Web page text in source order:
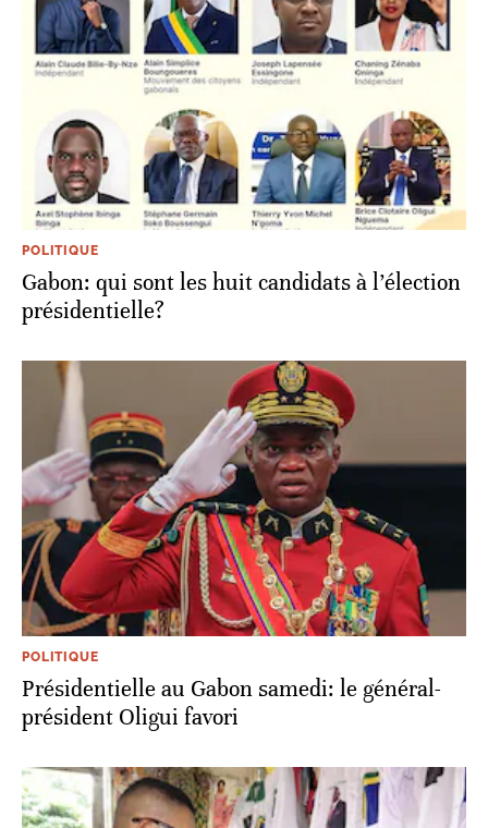
POLITIQUE
Gabon: qui sont les huit candidats à l’élection
présidentielle?
POLITIQUE
Présidentielle au Gabon samedi: le général-
président Oligui favori